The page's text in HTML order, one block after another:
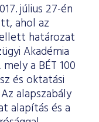
július 27-én
ahol az
határozat
Akadémia
a BÉT 100
és oktatási
alapszabály
alapítás és a